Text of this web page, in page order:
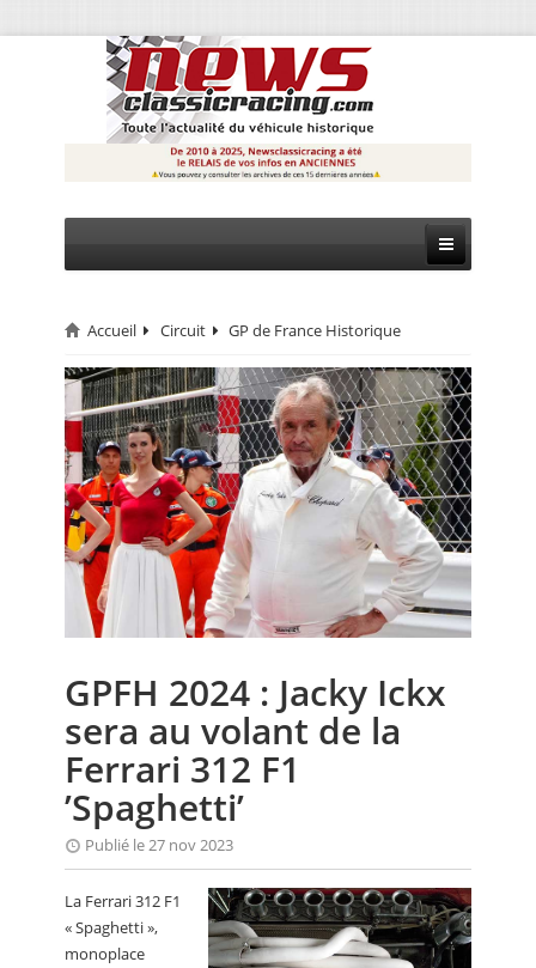
CIRCUIT
RALLYE
MONTAGNE
EVÈNEMENTS
CALENDRIER
FOCUS
ANNUAIRES
PETITES ANNONCES
Accueil Circuit GP de France Historique
GPFH 2024 : Jacky Ickx
sera au volant de la
Ferrari 312 F1
’Spaghetti’
Publié le 27 nov 2023
La Ferrari 312 F1
« Spaghetti »,
monoplace